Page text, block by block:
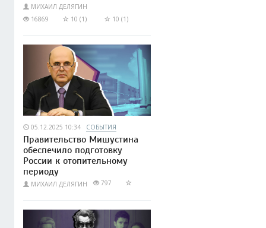
МИХАИЛ ДЕЛЯГИН
16869
10 (1) 10 (1)
05.12.2025 10:34 СОБЫТИЯ
Правительство Мишустина
обеспечило подготовку
России к отопительному
периоду
МИХАИЛ ДЕЛЯГИН 797